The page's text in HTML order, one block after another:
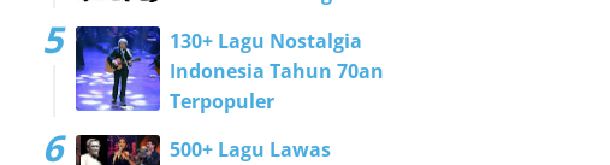
130+ Lagu Nostalgia
Indonesia Tahun 70an
Terpopuler
500+ Lagu Lawas